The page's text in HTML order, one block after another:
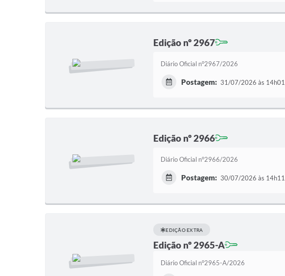
Edição nº 2967
Diário Oficial n°2967/2026
Postagem: 31/07/2026 às 14h01
Edição nº 2966
Diário Oficial n°2966/2026
Postagem: 30/07/2026 às 14h11
EDIÇÃO EXTRA
Edição nº 2965-A
Diário Oficial n°2965-A/2026